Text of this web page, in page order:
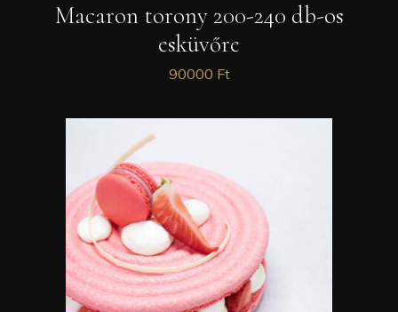
Macaron torony 200-240 db-os
esküvőre
90000 Ft